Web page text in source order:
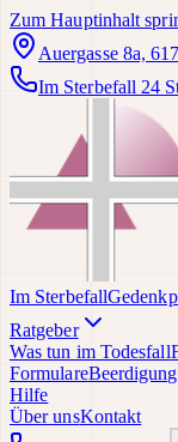
Zum Hauptinhalt
Auergasse 8a,
Im Sterbefall 24
Im Sterbefall
Ratgeber
Was tun im Todesfall
Formulare
Hilfe
Über unsKontakt